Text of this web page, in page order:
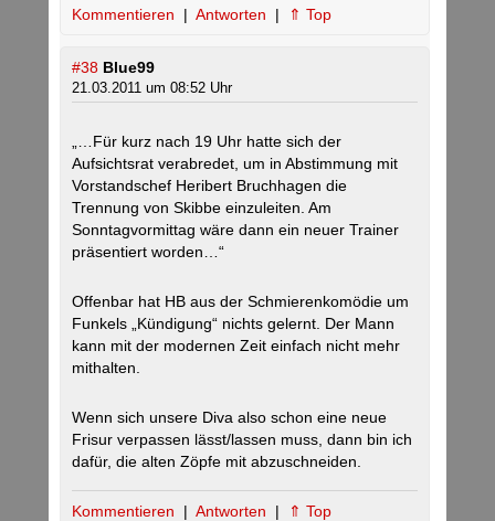
Kommentieren | Antworten | ⇑ Top
#38 Blue99
21.03.2011 um 08:52 Uhr
„…Für kurz nach 19 Uhr hatte sich der
Aufsichtsrat verabredet, um in Abstimmung mit
Vorstandschef Heribert Bruchhagen die
Trennung von Skibbe einzuleiten. Am
Sonntagvormittag wäre dann ein neuer Trainer
präsentiert worden…“
Offenbar hat HB aus der Schmierenkomödie um
Funkels „Kündigung“ nichts gelernt. Der Mann
kann mit der modernen Zeit einfach nicht mehr
mithalten.
Wenn sich unsere Diva also schon eine neue
Frisur verpassen lässt/lassen muss, dann bin ich
dafür, die alten Zöpfe mit abzuschneiden.
Kommentieren | Antworten | ⇑ Top